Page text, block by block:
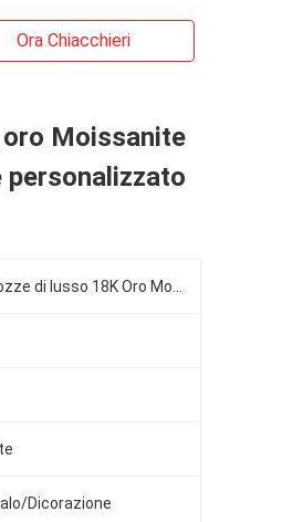
Ora Chiacchieri
Moissanite
Dicorazione